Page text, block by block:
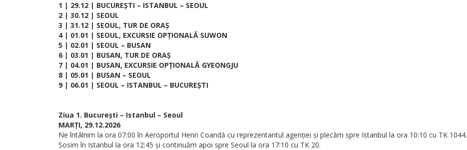
1 | 29.12 | BUCUREȘTI – ISTANBUL – SEOUL
2 | 30.12 | SEOUL
3 | 31.12 | SEOUL, TUR DE ORAȘ
4 | 01.01 | SEOUL, EXCURSIE OPȚIONALĂ SUWON
5 | 02.01 | SEOUL – BUSAN
6 | 03.01 | BUSAN, TUR DE ORAȘ
7 | 04.01 | BUSAN, EXCURSIE OPȚIONALĂ GYEONGJU
8 | 05.01 | BUSAN – SEOUL
9 | 06.01 | SEOUL – ISTANBUL – BUCUREȘTI
Ziua 1. București – Istanbul – Seoul
MARȚI, 29.12.2026
Ne întâlnim la ora 07:00 în Aeroportul Henri Coandă cu reprezentantul agenției și plecăm spre Istanbul la ora 10:10 cu TK 1044.
Sosim în Istanbul la ora 12:45 și continuăm apoi spre Seoul la ora 17:10 cu TK 20.